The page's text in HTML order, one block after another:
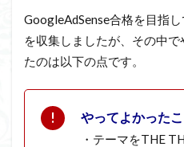
GoogleAdSense合格を目指
を収集しましたが、その中
たのは以下の点です。
やってよかった
・テーマをTHE